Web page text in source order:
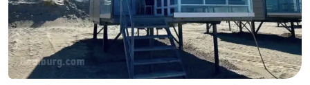
-
Buitenhof
Domburg
-
Hof
-